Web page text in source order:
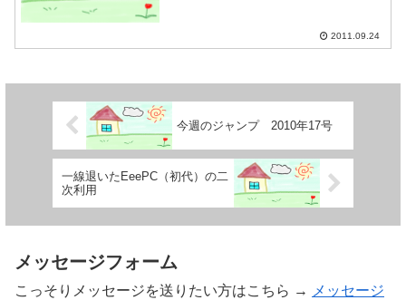
2011.09.24
今週のジャンプ 2010年17号
一線退いたEeePC（初代）の二
次利用
メッセージフォーム
こっそりメッセージを送りたい方はこちら → メッセージ